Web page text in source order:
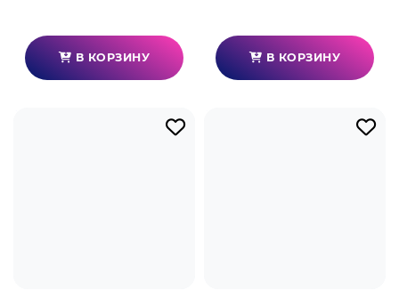
В КОРЗИНУ В КОРЗИНУ